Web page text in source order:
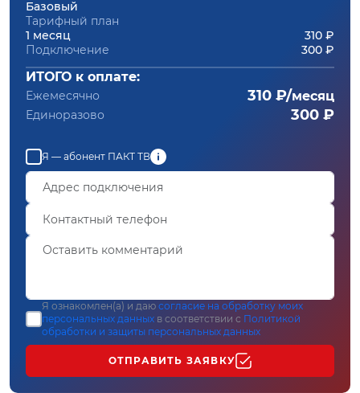
Базовый
Тарифный план
1 месяц
310 ₽
Подключение
300 ₽
ИТОГО к оплате:
Ежемесячно 310 ₽/месяц
Единоразово 300 ₽
Я — абонент ПАКТ ТВ
Я ознакомлен(а) и даю согласие на обработку моих
персональных данных в соответствии с Политикой
обработки и защиты персональных данных
ОТПРАВИТЬ ЗАЯВКУ